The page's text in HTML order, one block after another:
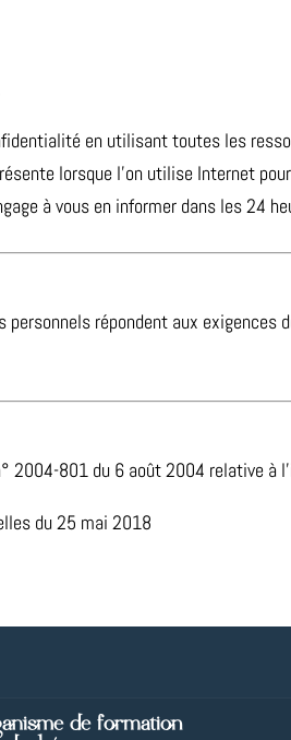
en utilisant toutes les
lorsque l’on utilise Internet
à vous en informer dans les 24
répondent aux exigences
2004-801 du 6 août 2004 relative à
du 25 mai 2018
de formation